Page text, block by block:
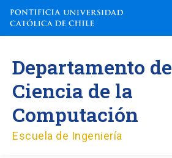
contenido
Departamento de
Ciencia de la
Computación
Escuela de Ingeniería